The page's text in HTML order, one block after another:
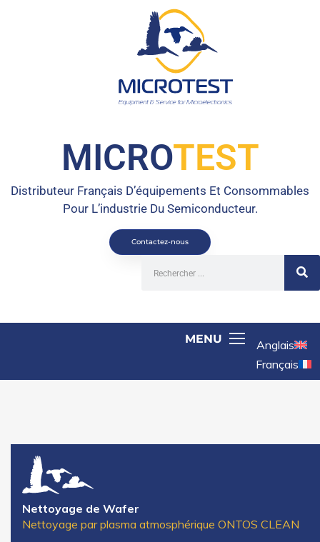
MICROTEST
Distributeur Français D’équipements Et Consommables
Pour L’industrie Du Semiconducteur.
Contactez-nous
Anglais
Français
Nettoyage de Wafer
Nettoyage par plasma atmosphérique ONTOS CLEAN